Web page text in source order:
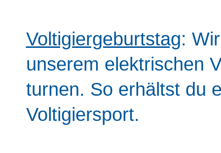
Voltigiergeburtstag:
unserem elektrischen
turnen. So erhältst du
Voltigiersport.